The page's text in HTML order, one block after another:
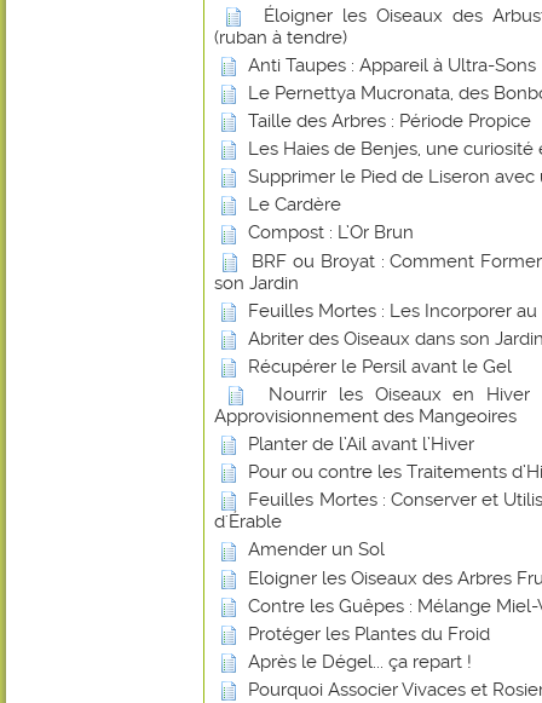
Éloigner les Oiseaux des
(ruban à tendre)
Anti Taupes : Appareil à Ultra-Sons
Le Pernettya Mucronata, des
Taille des Arbres : Période Propice
Les Haies de Benjes, une
Supprimer le Pied de Liseron
Le Cardère
Compost : L’Or Brun
BRF ou Broyat : Comment
son Jardin
Feuilles Mortes : Les Incorporer
Abriter des Oiseaux dans son
Récupérer le Persil avant le Gel
Nourrir les Oiseaux en
Approvisionnement des Mangeoires
Planter de l’Ail avant l’Hiver
Pour ou contre les Traitements
Feuilles Mortes : Conserver et
d'Érable
Amender un Sol
Eloigner les Oiseaux des Arbres
Contre les Guêpes : Mélange Miel-
Protéger les Plantes du Froid
Après le Dégel... ça repart !
Pourquoi Associer Vivaces et